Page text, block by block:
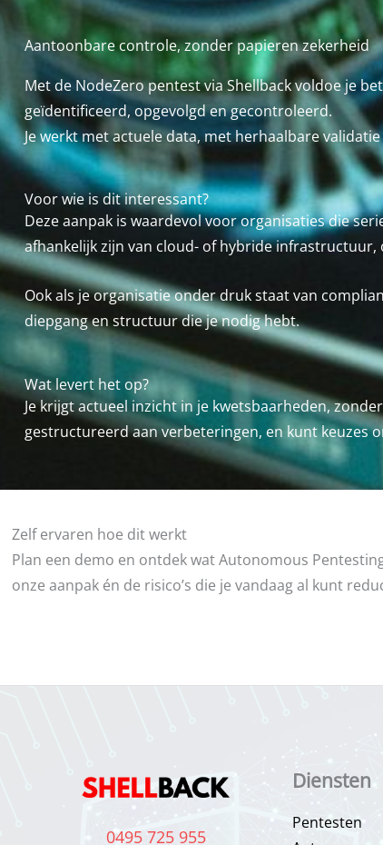
Aantoonbare controle, zonder papieren zekerheid
Met de NodeZero pentest via Shellback voldoe je
geïdentificeerd, opgevolgd en gecontroleerd.
Je werkt met actuele data, met herhaalbare
Voor wie is dit interessant?
Deze aanpak is waardevol voor organisaties die
afhankelijk zijn van cloud- of hybride
Ook als je organisatie onder druk staat van
diepgang en structuur die je nodig hebt.
Wat levert het op?
Je krijgt actueel inzicht in je kwetsbaarheden,
gestructureerd aan verbeteringen, en kunt keuzes
Zelf ervaren hoe dit werkt
Plan een demo en ontdek wat Autonomous
onze aanpak én de risico’s die je vandaag al kunt
0495 725 955
Diensten
Pentesten